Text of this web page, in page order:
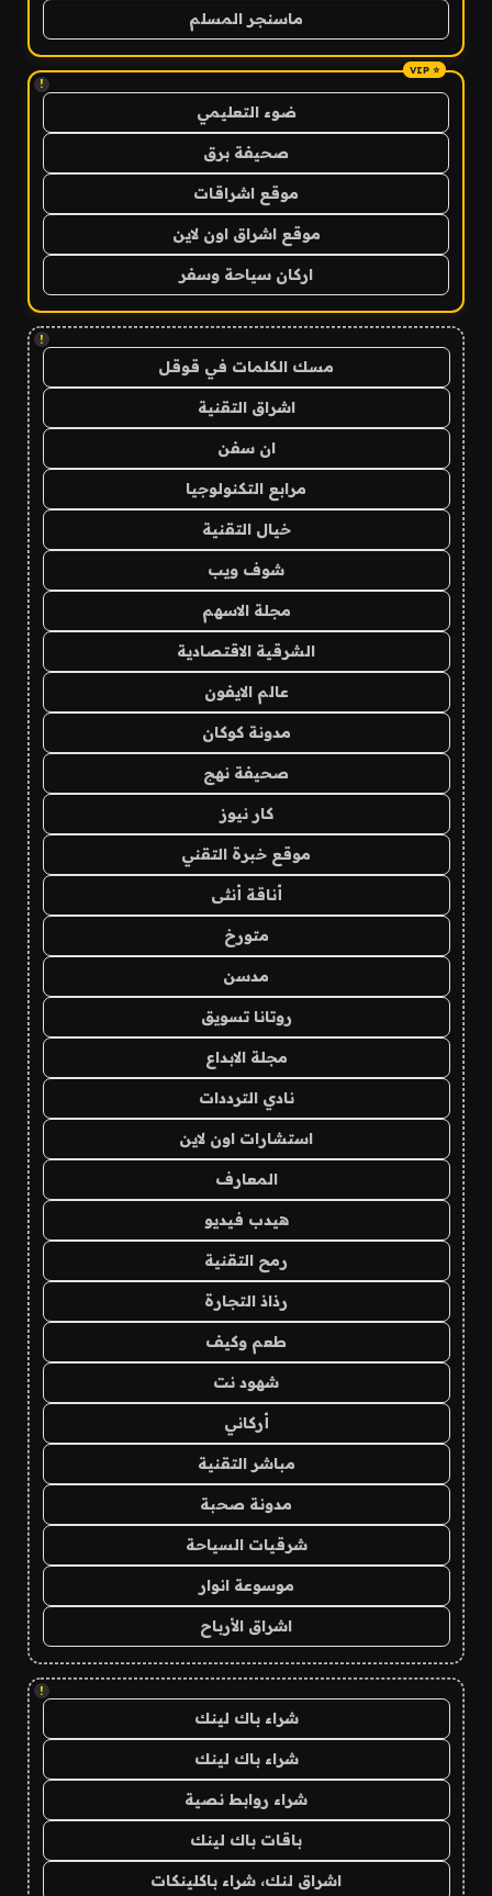
ماسنجر المسلم
!
ضوء التعليمي
صحيفة برق
موقع اشراقات
موقع اشراق اون لاين
اركان سياحة وسفر
!
مسك الكلمات في قوقل
اشراق التقنية
ان سفن
مرابع التكنولوجيا
خيال التقنية
شوف ويب
مجلة الاسهم
الشرقية الاقتصادية
عالم الايفون
مدونة كوكان
صحيفة نهج
كار نيوز
موقع خبرة التقني
أناقة أنثى
متورخ
مدسن
روتانا تسويق
مجلة الابداع
نادي الترددات
استشارات اون لاين
المعارف
هيدب فيديو
رمح التقنية
رذاذ التجارة
طعم وكيف
شهود نت
أركاني
مباشر التقنية
مدونة صحبة
شرقيات السياحة
موسوعة انوار
اشراق الأرباح
!
شراء باك لينك
شراء باك لينك
شراء روابط نصية
باقات باك لينك
اشراق لنك، شراء باكلينكات